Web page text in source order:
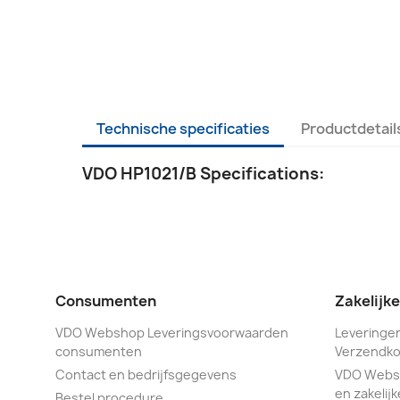
Technische specificaties
VDO HP1021/B Specifications:
Consumenten
VDO Webshop Leveringsvoorwaarden
consumenten
Contact en bedrijfsgegevens
VDO
en